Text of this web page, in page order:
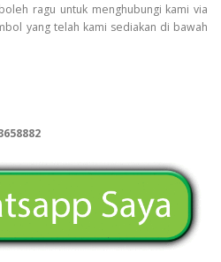
ragu untuk menghubungi kami via
yang telah kami sediakan di bawah